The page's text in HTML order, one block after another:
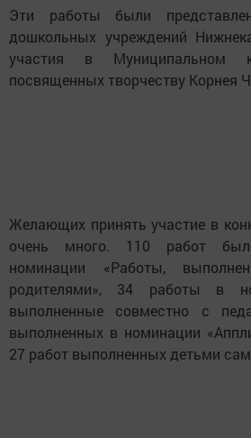
Эти работы были
дошкольных учреждений
участия в Муниципальном
посвященных творчеству Корнея
Желающих принять участие в
очень много. 110 работ
номинации «Работы,
родителями», 34 работы в
выполненные совместно с
выполненных в номинации
27 работ выполненных детьми